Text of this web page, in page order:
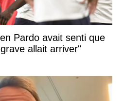
Pardo avait senti que
allait arriver"